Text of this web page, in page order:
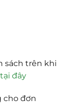
sách trên khi
tại đây
cho đơn